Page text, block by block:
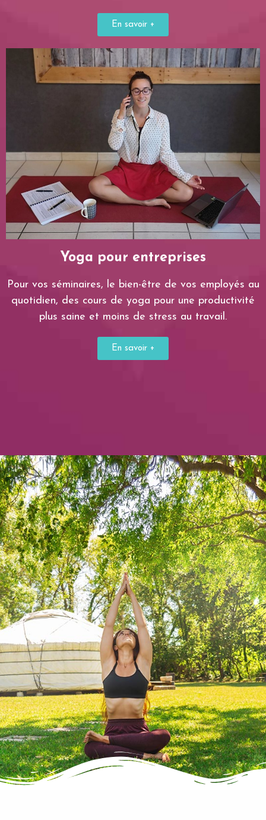
En savoir +
Yoga pour entreprises
Pour vos séminaires, le bien-être de vos employés au
quotidien, des cours de yoga pour une productivité
plus saine et moins de stress au travail.
En savoir +